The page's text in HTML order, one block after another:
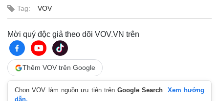
Tag: VOV
Mời quý độc giả theo dõi VOV.VN trên
Thêm VOV trên Google
Chọn VOV làm nguồn ưu tiên trênGoogle Search. Xem hướng
dẫn.